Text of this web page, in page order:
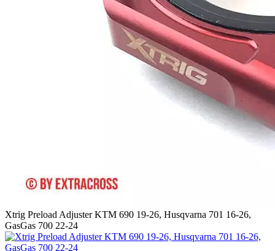
Xtrig Preload Adjuster KTM 690 19-26, Husqvarna 701 16-26,
GasGas 700 22-24